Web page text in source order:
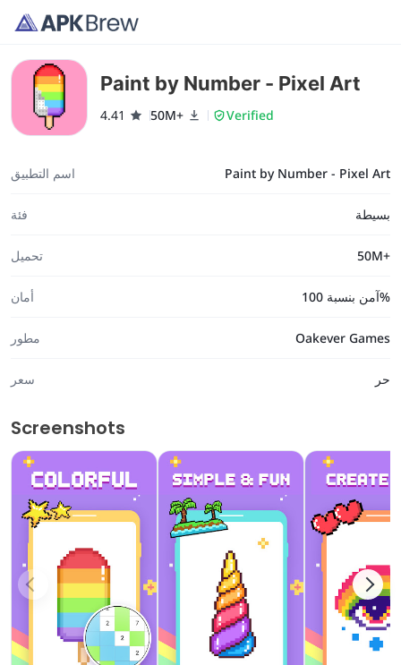
Paint by Number - Pixel Art
4.41 50M+ Verified
اسم التطبيق Paint by Number - Pixel Art
فئة بسيطة
تحميل 50M+
أمان آمن بنسبة 100%
مطور Oakever Games
سعر حر
Screenshots